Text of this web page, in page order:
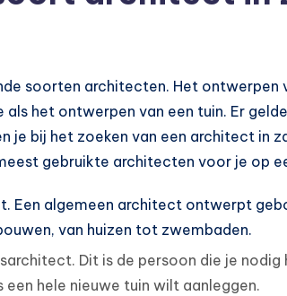
soorten architecten. Het ontwerpen
het ontwerpen van een tuin. Er
je bij het zoeken van een architect in
gebruikte architecten voor je op
Een algemeen architect ontwerpt
van huizen tot zwembaden.
Dit is de persoon die je
hele nieuwe tuin wilt aanleggen.